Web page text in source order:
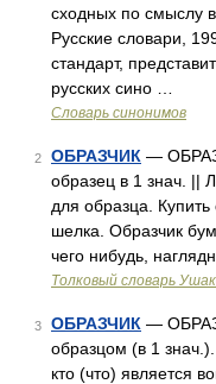
сходных по смыслу
Русские словари,
стандарт,
русских сино …
Словарь синонимов
2 ОБРАЗЧИК —
образец в 1 знач. ||
для образца. Купить
шелка. Образчик
чего нибудь,
Толковый словарь
3 ОБРАЗЧИК —
образцом (в 1
кто (что) является